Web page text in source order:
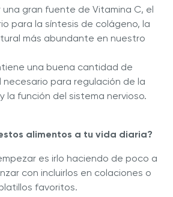
una gran fuente de Vitamina C, el
para la síntesis de colágeno, la
más abundante en nuestro
una buena cantidad de
necesario para regulación de la
la función del sistema nervioso.
alimentos a tu vida diaria?
es irlo haciendo de poco a
con incluirlos en colaciones o
favoritos.